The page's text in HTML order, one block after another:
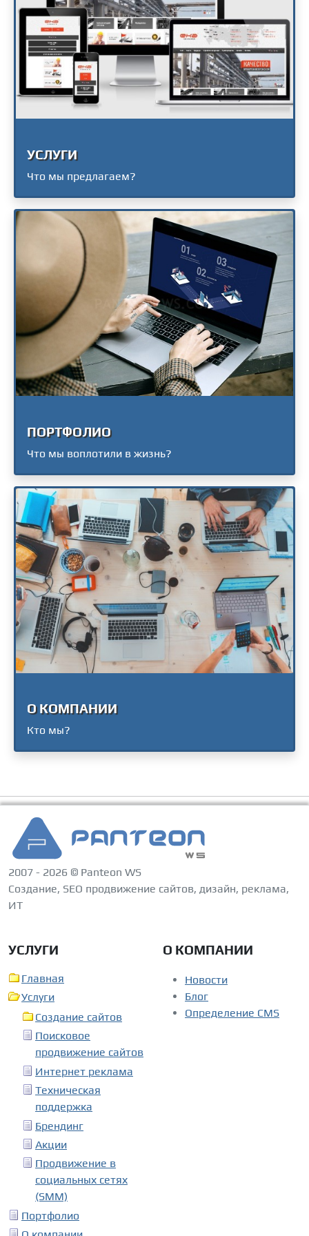
УСЛУГИ
Что мы предлагаем?
ПОРТФОЛИО
Что мы воплотили в жизнь?
О КОМПАНИИ
Кто мы?
2007 - 2026 © Panteon WS
Создание, SEO продвижение сайтов, дизайн, реклама,
ИТ
УСЛУГИ
Главная
Услуги
Создание сайтов
Поисковое
продвижение сайтов
Интернет реклама
Техническая
поддержка
Брендинг
Акции
Продвижение в
социальных сетях
(SMM)
Портфолио
О КОМПАНИИ
Новости
Блог
Определение CMS